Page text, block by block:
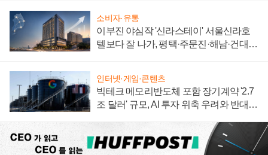
소비자·유통
이부진 야심작 '신라스테이' 서울신라호
텔보다 잘 나가, 평택·주문진·해남·건대로
인터넷·게임·콘텐츠
빅테크 메모리반도체 포함 장기계약 '2.7
조 달러' 규모, AI 투자 위축 우려와 반대